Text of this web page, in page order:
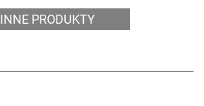
INNE PRODUKTY